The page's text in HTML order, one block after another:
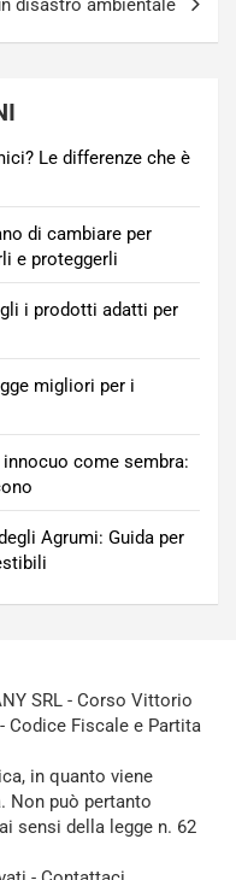
Le differenze che è
di cambiare per
e proteggerli
i prodotti adatti per
migliori per i
come sembra:
Agrumi: Guida per
SRL - Corso Vittorio
Codice Fiscale e Partita
in quanto viene
Non può pertanto
sensi della legge n. 62